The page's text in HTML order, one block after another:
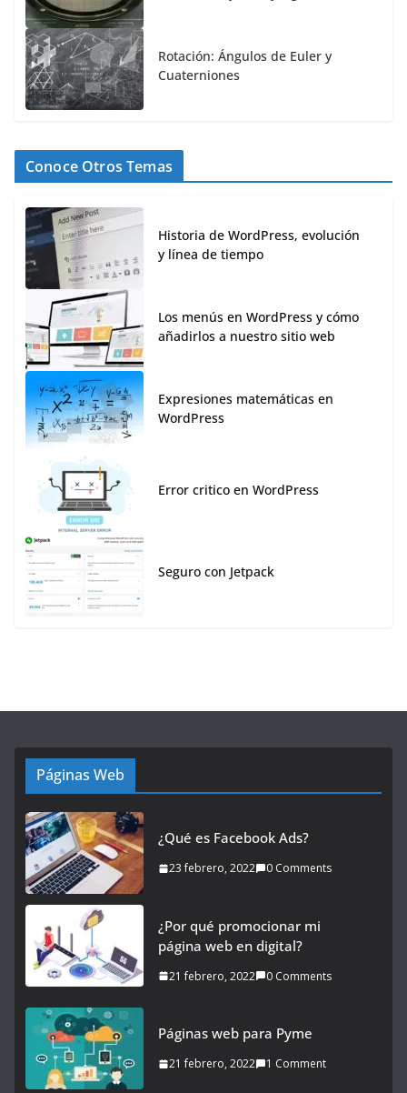
Rotación: Ángulos de Euler y
Cuaterniones
Conoce Otros Temas
Historia de WordPress, evolución
y línea de tiempo
Los menús en WordPress y cómo
añadirlos a nuestro sitio web
Expresiones matemáticas en
WordPress
Error critico en WordPress
Seguro con Jetpack
Páginas Web
¿Qué es Facebook Ads?
23 febrero, 2022 0 Comments
¿Por qué promocionar mi
página web en digital?
21 febrero, 2022 0 Comments
Páginas web para Pyme
21 febrero, 2022 1 Comment